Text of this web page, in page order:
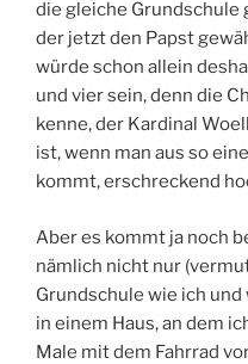
die gleiche Grundschule
der jetzt den Papst
würde schon allein
und vier sein, denn die
kenne, der Kardinal
ist, wenn man aus so
kommt, erschreckend
Aber es kommt ja noch
nämlich nicht nur
Grundschule wie ich
in einem Haus, an dem
Male mit dem Fahrrad